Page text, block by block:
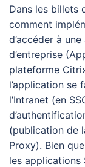
Dans les billets
comment
d’accéder à
d’entreprise
plateforme
l’application se
l’Intranet (en
(publication de
Proxy). Bien
les applications